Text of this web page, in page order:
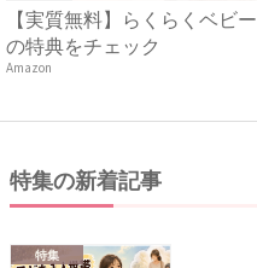
【実質無料】らくらくベビー
の特典をチェック
Amazon
特集の新着記事
特集